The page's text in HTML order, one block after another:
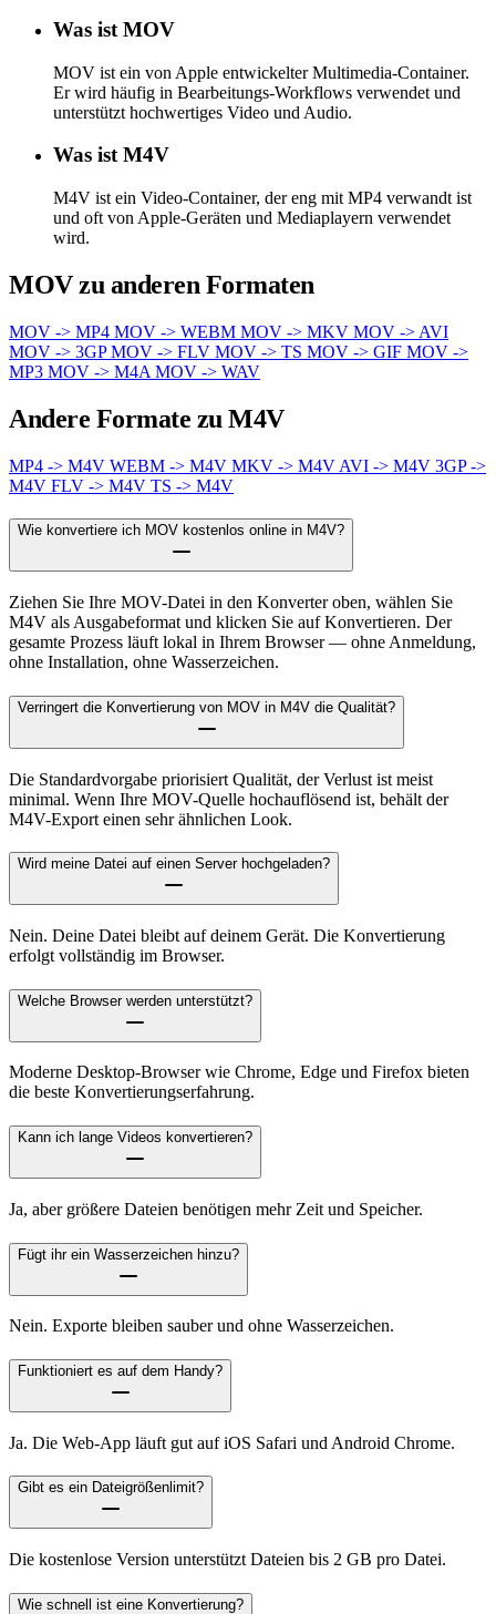
Was ist MOV
MOV ist ein von Apple entwickelter Multimedia-Container.
Er wird häufig in Bearbeitungs-Workflows verwendet und
unterstützt hochwertiges Video und Audio.
Was ist M4V
M4V ist ein Video-Container, der eng mit MP4 verwandt ist
und oft von Apple-Geräten und Mediaplayern verwendet
wird.
MOV zu anderen Formaten
MOV -> MP4 MOV -> WEBM MOV -> MKV MOV -> AVI
MOV -> 3GPMOV -> FLV MOV -> TS MOV -> GIF MOV ->
MP3 MOV -> M4A MOV -> WAV
Andere Formate zu M4V
MP4 -> M4V WEBM -> M4V MKV -> M4V AVI -> M4V 3GP ->
M4V FLV -> M4V TS -> M4V
Wie konvertiere ich MOV kostenlos online in M4V?
Ziehen Sie Ihre MOV-Datei in den Konverter oben, wählen Sie
M4V als Ausgabeformat und klicken Sie auf Konvertieren. Der
gesamte Prozess läuft lokal in Ihrem Browser — ohne Anmeldung,
ohne Installation, ohne Wasserzeichen.
Verringert die Konvertierung von MOV in M4V die Qualität?
Die Standardvorgabe priorisiert Qualität, der Verlust ist meist
minimal. Wenn Ihre MOV-Quelle hochauflösend ist, behält der
M4V-Export einen sehr ähnlichen Look.
Wird meine Datei auf einen Server hochgeladen?
Nein. Deine Datei bleibt auf deinem Gerät. Die Konvertierung
erfolgt vollständig im Browser.
Welche Browser werden unterstützt?
Moderne Desktop-Browser wie Chrome, Edge und Firefox bieten
die beste Konvertierungserfahrung.
Kann ich lange Videos konvertieren?
Ja, aber größere Dateien benötigen mehr Zeit und Speicher.
Fügt ihr ein Wasserzeichen hinzu?
Nein. Exporte bleiben sauber und ohne Wasserzeichen.
Funktioniert es auf dem Handy?
Ja. Die Web-App läuft gut auf iOS Safari und Android Chrome.
Gibt es ein Dateigrößenlimit?
Die kostenlose Version unterstützt Dateien bis 2 GB pro Datei.
Wie schnell ist eine Konvertierung?